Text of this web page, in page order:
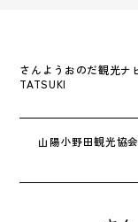
さんようおのだ観光ナ
TATSUKI
山陽小野田観光協